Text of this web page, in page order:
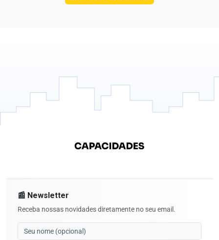
📰 Newsletter
Receba nossas novidades diretamente no seu email.